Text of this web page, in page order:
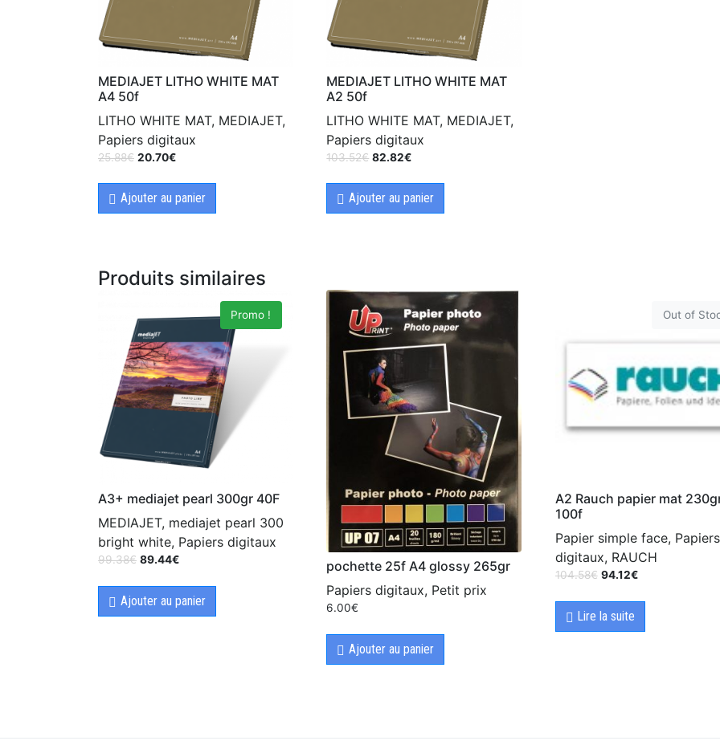
MEDIAJET LITHO WHITE MAT
A4 50f
LITHO WHITE MAT, MEDIAJET,
Papiers digitaux
25.88€ 20.70€
Ajouter au panier
MEDIAJET LITHO WHITE MAT
A2 50f
LITHO WHITE MAT, MEDIAJET,
Papiers digitaux
103.52€ 82.82€
Ajouter au panier
Produits similaires
Promo !
A3+ mediajet pearl 300gr 40F
MEDIAJET, mediajet pearl 300
bright white, Papiers digitaux
99.38€ 89.44€
Ajouter au panier
pochette 25f A4 glossy 265gr
Papiers digitaux, Petit prix
6.00€
Ajouter au panier
Out of
A2 Rauch papier mat
100f
Papier simple face, Papiers
digitaux, RAUCH
104.58€ 94.12€
Lire la suite